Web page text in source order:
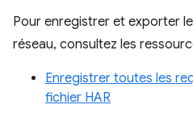
Pour enregistrer et exporter
réseau, consultez les
Enregistrer toutes les
fichier HAR